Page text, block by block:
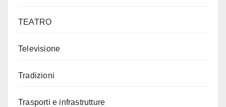
TEATRO
Televisione
Tradizioni
Trasporti e infrastrutture